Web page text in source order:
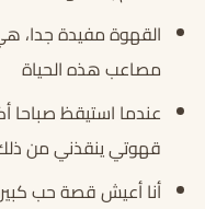
القهوة مفيدة جدا،
مصاعب هذه الحياة
عندما استيقظ صباحا
قهوتي ينقذني من
أنا أعيش قصة حب